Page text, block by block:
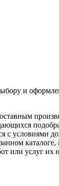
и
с условиями
или услуг их